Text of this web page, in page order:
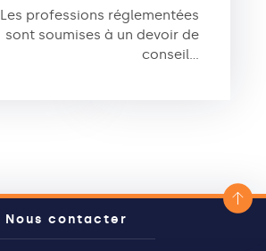
Les professions réglementées
sont soumises à un devoir de
conseil…
Nous contacter